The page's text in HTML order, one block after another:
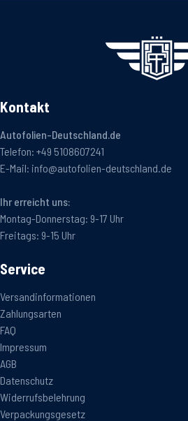
Kontakt
Autofolien-Deutschland.de
Telefon: +49 5108607241
E-Mail: info@autofolien-deutschland.de
Ihr erreicht uns:
Montag-Donnerstag: 9-17 Uhr
Freitags: 9-15 Uhr
Service
Versandinformationen
Zahlungsarten
FAQ
Impressum
AGB
Datenschutz
Widerrufsbelehrung
Verpackungsgesetz